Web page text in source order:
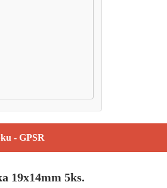
- GPSR
19x14mm 5ks.